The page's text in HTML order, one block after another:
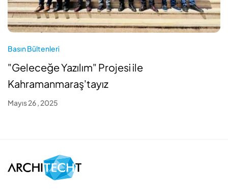
Basın Bültenleri
"Geleceğe Yazılım" Projesi ile
Kahramanmaraş'tayız
Mayıs 26 , 2025